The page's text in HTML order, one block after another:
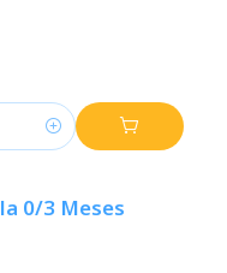
0/3 Meses